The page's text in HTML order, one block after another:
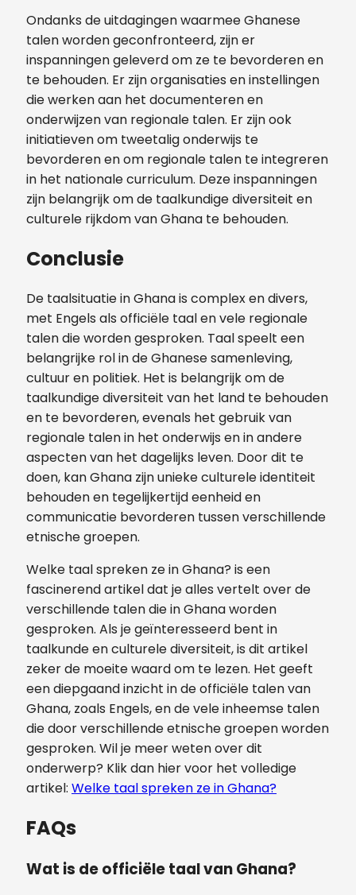
Ondanks de uitdagingen waarmee Ghanese
talen worden geconfronteerd, zijn er
inspanningen geleverd om ze te bevorderen en
te behouden. Er zijn organisaties en instellingen
die werken aan het documenteren en
onderwijzen van regionale talen. Er zijn ook
initiatieven om tweetalig onderwijs te
bevorderen en om regionale talen te integreren
in het nationale curriculum. Deze inspanningen
zijn belangrijk om de taalkundige diversiteit en
culturele rijkdom van Ghana te behouden.
Conclusie
De taalsituatie in Ghana is complex en divers,
met Engels als officiële taal en vele regionale
talen die worden gesproken. Taal speelt een
belangrijke rol in de Ghanese samenleving,
cultuur en politiek. Het is belangrijk om de
taalkundige diversiteit van het land te behouden
en te bevorderen, evenals het gebruik van
regionale talen in het onderwijs en in andere
aspecten van het dagelijks leven. Door dit te
doen, kan Ghana zijn unieke culturele identiteit
behouden en tegelijkertijd eenheid en
communicatie bevorderen tussen verschillende
etnische groepen.
Welke taal spreken ze in Ghana? is een
fascinerend artikel dat je alles vertelt over de
verschillende talen die in Ghana worden
gesproken. Als je geïnteresseerd bent in
taalkunde en culturele diversiteit, is dit artikel
zeker de moeite waard om te lezen. Het geeft
een diepgaand inzicht in de officiële talen van
Ghana, zoals Engels, en de vele inheemse talen
die door verschillende etnische groepen worden
gesproken. Wil je meer weten over dit
onderwerp? Klik dan hier voor het volledige
artikel: Welke taal spreken ze in Ghana?
FAQs
Wat is de officiële taal van Ghana?